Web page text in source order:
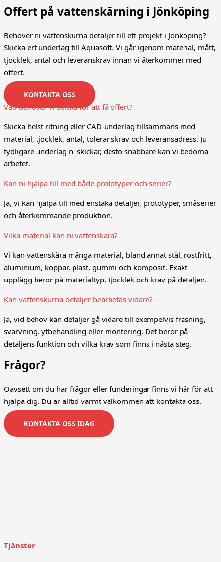
Offert på vattenskärning i Jönköping
Behöver ni vattenskurna detaljer till ett projekt i Jönköping?
Skicka ert underlag till Aquasoft. Vi går igenom material, mått,
tjocklek, antal och leveranskrav innan vi återkommer med
offert.
KONTAKTA OSS
Vad behöver vi skicka för att få offert?
Skicka helst ritning eller CAD-underlag tillsammans med
material, tjocklek, antal, toleranskrav och leveransadress. Ju
tydligare underlag ni skickar, desto snabbare kan vi bedöma
arbetet.
Kan ni hjälpa till med både prototyper och serier?
Ja, vi kan hjälpa till med enstaka detaljer, prototyper, småserier
och återkommande produktion.
Vilka material kan ni vattenskära?
Vi kan vattenskära många material, bland annat stål, rostfritt,
aluminium, koppar, plast, gummi och komposit. Exakt
upplägg beror på materialtyp, tjocklek och krav på detaljen.
Kan vattenskurna detaljer bearbetas vidare?
Ja, vid behov kan detaljer gå vidare till exempelvis fräsning,
svarvning, ytbehandling eller montering. Det beror på
detaljens funktion och vilka krav som finns i nästa steg.
Frågor?
Oavsett om du har frågor eller funderingar finns vi här för att
hjälpa dig. Du är alltid varmt välkommen att kontakta oss.
KONTAKTA OSS IDAG
Tjänster